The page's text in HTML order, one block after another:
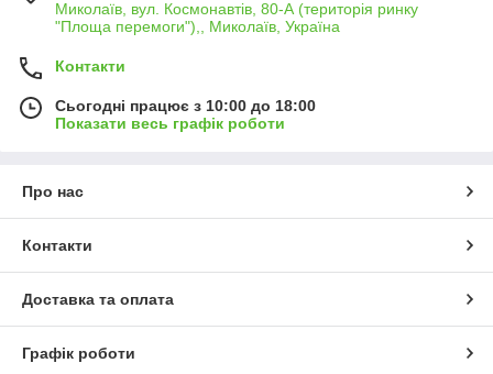
Миколаїв, вул. Космонавтів, 80-А (територія ринку
"Площа перемоги"),, Миколаїв, Україна
Контакти
Сьогодні працює з 10:00 до 18:00
Показати весь графік роботи
Про нас
Контакти
Доставка та оплата
Графік роботи